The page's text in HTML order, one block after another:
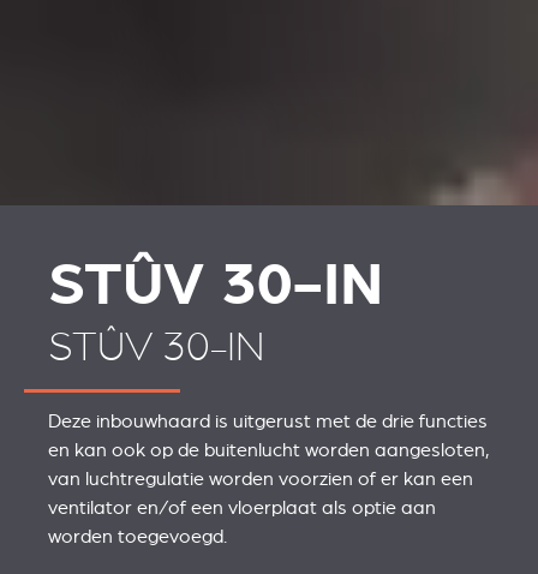
STÛV 30-IN
STÛV 30-IN
Deze inbouwhaard is uitgerust met de drie functies
en kan ook op de buitenlucht worden aangesloten,
van luchtregulatie worden voorzien of er kan een
ventilator en/of een vloerplaat als optie aan
worden toegevoegd.